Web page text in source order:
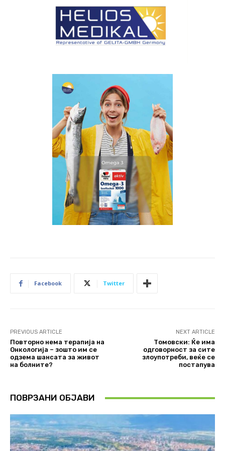
Facebook Twitter
PREVIOUS ARTICLE
Повторно нема терапија на
Онкологија – зошто им се
одзема шансата за живот
на болните?
NEXT ARTICLE
Томовски: Ќе има
одговорност за сите
злоупотреби, веќе се
постапува
ПОВРЗАНИ ОБЈАВИ